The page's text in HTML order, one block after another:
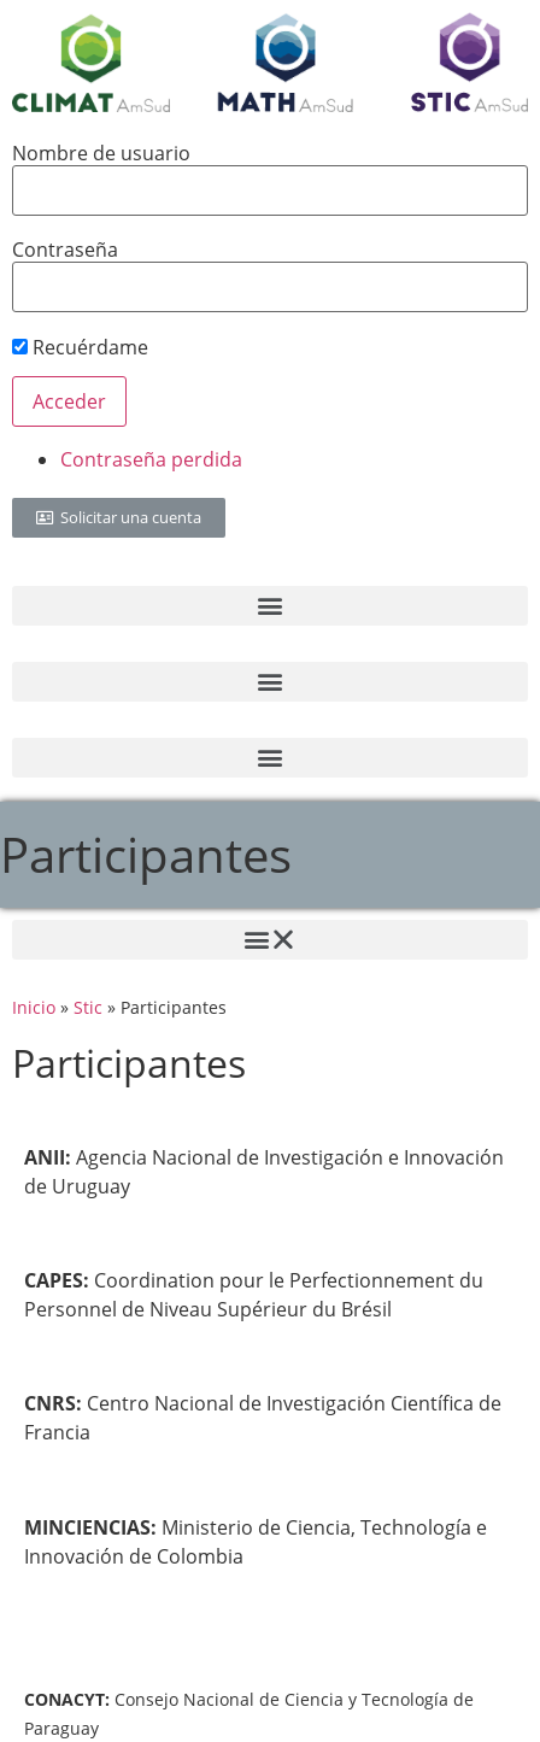
Nombre de usuario
Contraseña
Recuérdame
Contraseña perdida
Solicitar una cuenta
Participantes
Inicio » Stic » Participantes
Participantes
ANII: Agencia Nacional de Investigación e Innovación
de Uruguay
CAPES: Coordination pour le Perfectionnement du
Personnel de Niveau Supérieur du Brésil
CNRS: Centro Nacional de Investigación Científica de
Francia
MINCIENCIAS: Ministerio de Ciencia, Technología e
Innovación de Colombia
CONACYT: Consejo Nacional de Ciencia y Tecnología de
Paraguay